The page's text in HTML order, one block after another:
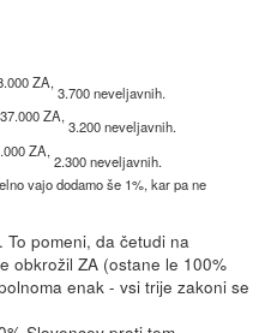
ZA,
3.700 neveljavnih.
ZA,
3.200 neveljavnih.
ZA,
2.300 neveljavnih.
vajo dodamo še 1%, kar pa ne
. To pomeni, da četudi na
obkrožil ZA (ostane le 100%
enak - vsi trije zakoni se